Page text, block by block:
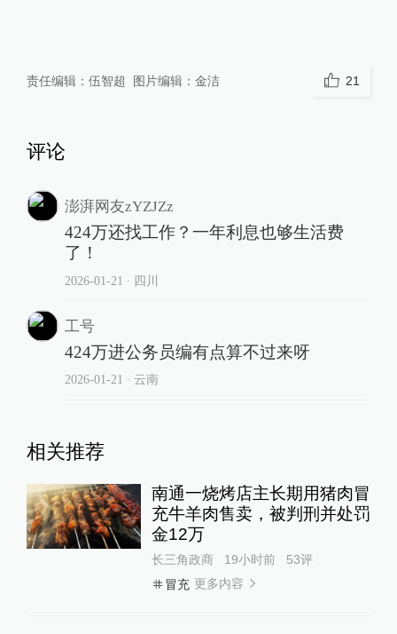
责任编辑： 伍智超 图片编辑： 金洁 21
评论
澎湃网友zYZJZz
424万还找工作？一年利息也够生活费
了！
2026-01-21 ∙ 四川
工号
424万进公务员编有点算不过来呀
2026-01-21 ∙ 云南
相关推荐
南通一烧烤店主长期用猪肉冒
充牛羊肉售卖，被判刑并处罚
金12万
长三角政商 19小时前 53评
冒充 更多内容